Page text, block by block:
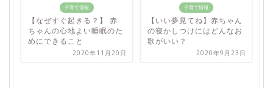
子育て情報
【なぜすぐ起きる？】 赤
ちゃんの心地よい睡眠のた
めにできること
2020年11月20日
子育て情報
【いい夢見てね】赤ちゃん
の寝かしつけにはどんなお
歌がいい？
2020年9月23日